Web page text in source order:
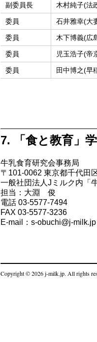
副委員長 木村純子(法
委員 石井雅幸(大
委員 木下博義(広
委員 児玉浩子(帝
委員 田中博之(早
7. 「食と教育」
牛乳食育研究会事務局
〒101-0062 東京都千代田
一般社団法人Jミルク内「
担当：大淵 俊
電話 03-5577-7494
FAX 03-5577-3236
E-mail：s-obuchi@j-
Copyright © 2026 j-milk.jp. All rights